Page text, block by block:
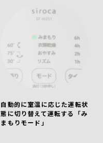
自動的に室温に応じた運転状
態に切り替えて運転する「み
まもりモード」